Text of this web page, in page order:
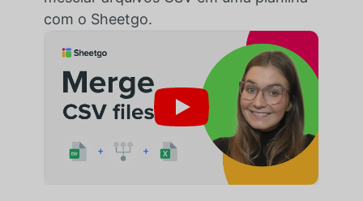
com o Sheetgo.